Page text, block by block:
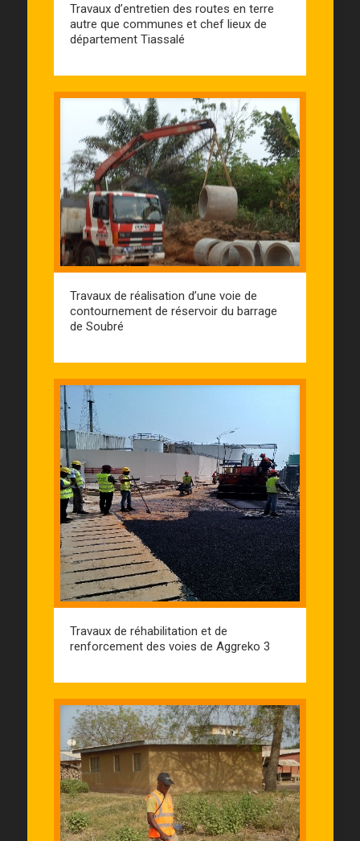
Travaux d’entretien des routes en terre
autre que communes et chef lieux de
département Tiassalé
Travaux de réalisation d’une voie de
contournement de réservoir du barrage
de Soubré
Travaux de réhabilitation et de
renforcement des voies de Aggreko 3